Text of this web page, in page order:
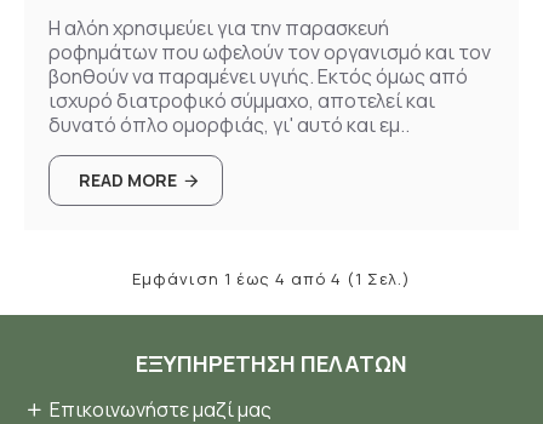
Η αλόη χρησιμεύει για την παρασκευή
ροφημάτων που ωφελούν τον οργανισμό και τον
βοηθούν να παραμένει υγιής. Εκτός όμως από
ισχυρό διατροφικό σύμμαχο, αποτελεί και
δυνατό όπλο ομορφιάς, γι' αυτό και εμ..
READ MORE
Εμφάνιση 1 έως 4 από 4 (1 Σελ.)
ΕΞΥΠΗΡΈΤΗΣΗ ΠΕΛΑΤΏΝ
Επικοινωνήστε μαζί μας